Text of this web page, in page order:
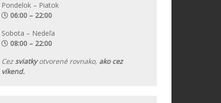
Pondelok – Piatok
06:00 – 22:00
Sobota – Nedeľa
08:00 – 22:00
Cez sviatkyotvorené rovnako, ako cez
víkend.